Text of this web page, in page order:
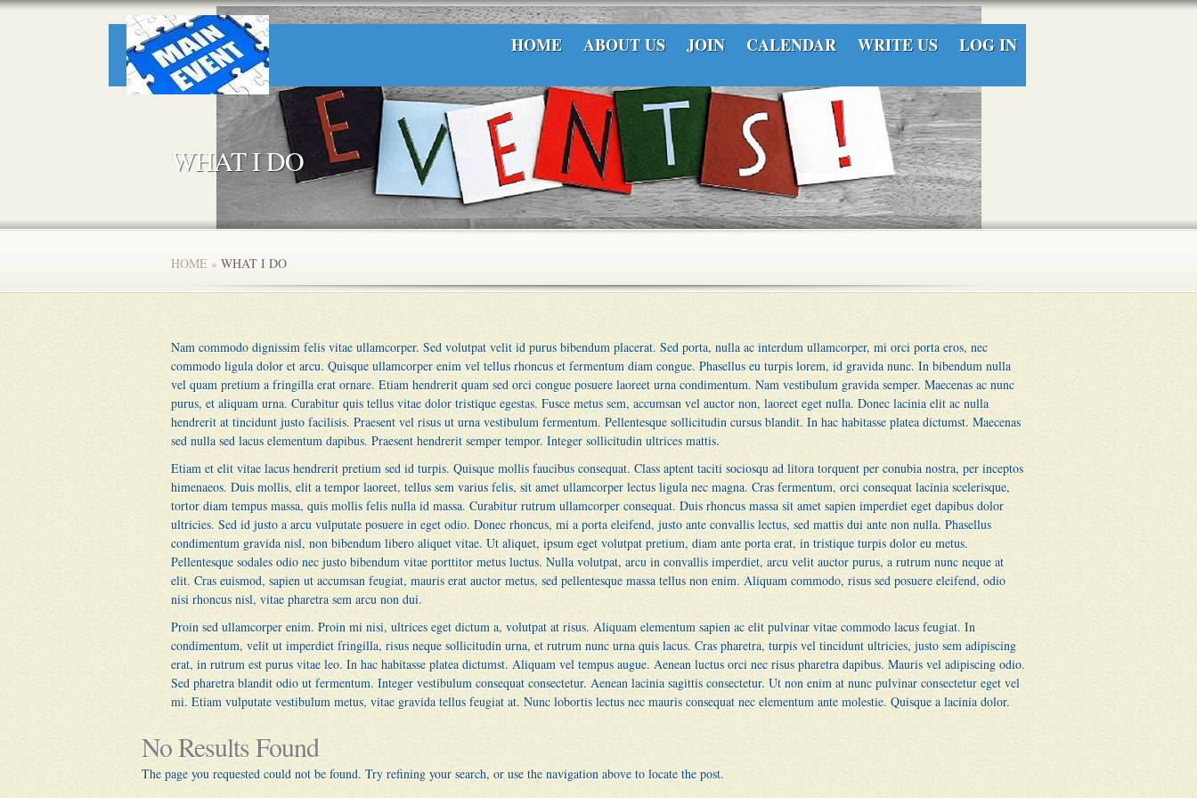
HOME ABOUT US JOIN CALENDAR WRITE US LOG IN
WHAT I DO
HOME » WHAT I DO
Nam commodo dignissim felis vitae ullamcorper. Sed volutpat velit id purus bibendum placerat. Sed porta, nulla ac interdum ullamcorper, mi orci porta eros, nec
commodo ligula dolor et arcu. Quisque ullamcorper enim vel tellus rhoncus et fermentum diam congue. Phasellus eu turpis lorem, id gravida nunc. In bibendum nulla
vel quam pretium a fringilla erat ornare. Etiam hendrerit quam sed orci congue posuere laoreet urna condimentum. Nam vestibulum gravida semper. Maecenas ac nunc
purus, et aliquam urna. Curabitur quis tellus vitae dolor tristique egestas. Fusce metus sem, accumsan vel auctor non, laoreet eget nulla. Donec lacinia elit ac nulla
hendrerit at tincidunt justo facilisis. Praesent vel risus ut urna vestibulum fermentum. Pellentesque sollicitudin cursus blandit. In hac habitasse platea dictumst. Maecenas
sed nulla sed lacus elementum dapibus. Praesent hendrerit semper tempor. Integer sollicitudin ultrices mattis.
Etiam et elit vitae lacus hendrerit pretium sed id turpis. Quisque mollis faucibus consequat. Class aptent taciti sociosqu ad litora torquent per conubia nostra, per inceptos
himenaeos. Duis mollis, elit a tempor laoreet, tellus sem varius felis, sit amet ullamcorper lectus ligula nec magna. Cras fermentum, orci consequat lacinia scelerisque,
tortor diam tempus massa, quis mollis felis nulla id massa. Curabitur rutrum ullamcorper consequat. Duis rhoncus massa sit amet sapien imperdiet eget dapibus dolor
ultricies. Sed id justo a arcu vulputate posuere in eget odio. Donec rhoncus, mi a porta eleifend, justo ante convallis lectus, sed mattis dui ante non nulla. Phasellus
condimentum gravida nisl, non bibendum libero aliquet vitae. Ut aliquet, ipsum eget volutpat pretium, diam ante porta erat, in tristique turpis dolor eu metus.
Pellentesque sodales odio nec justo bibendum vitae porttitor metus luctus. Nulla volutpat, arcu in convallis imperdiet, arcu velit auctor purus, a rutrum nunc neque at
elit. Cras euismod, sapien ut accumsan feugiat, mauris erat auctor metus, sed pellentesque massa tellus non enim. Aliquam commodo, risus sed posuere eleifend, odio
nisi rhoncus nisl, vitae pharetra sem arcu non dui.
Proin sed ullamcorper enim. Proin mi nisi, ultrices eget dictum a, volutpat at risus. Aliquam elementum sapien ac elit pulvinar vitae commodo lacus feugiat. In
condimentum, velit ut imperdiet fringilla, risus neque sollicitudin urna, et rutrum nunc urna quis lacus. Cras pharetra, turpis vel tincidunt ultricies, justo sem adipiscing
erat, in rutrum est purus vitae leo. In hac habitasse platea dictumst. Aliquam vel tempus augue. Aenean luctus orci nec risus pharetra dapibus. Mauris vel adipiscing odio.
Sed pharetra blandit odio ut fermentum. Integer vestibulum consequat consectetur. Aenean lacinia sagittis consectetur. Ut non enim at nunc pulvinar consectetur eget vel
mi. Etiam vulputate vestibulum metus, vitae gravida tellus feugiat at. Nunc lobortis lectus nec mauris consequat nec elementum ante molestie. Quisque a lacinia dolor.
No Results Found
The page you requested could not be found. Try refining your search, or use the navigation above to locate the post.